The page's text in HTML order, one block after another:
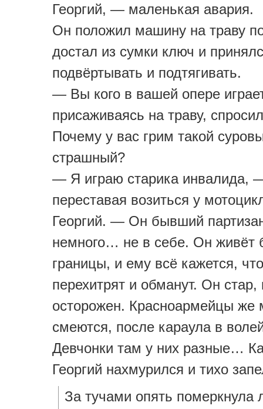
Георгий, — маленькая авария.
Он положил машину на траву
достал из сумки ключ и
подвёртывать и подтягивать.
— Вы кого в вашей опере
присаживаясь на траву,
Почему у вас грим такой
страшный?
— Я играю старика инвалида,
переставая возиться у
Георгий. — Он бывший
немного… не в себе. Он живёт
границы, и ему всё кажется,
перехитрят и обманут. Он стар,
осторожен. Красноармейцы
смеются, после караула в
Девчонки там у них разные…
Георгий нахмурился и тихо
За тучами опять померкнула